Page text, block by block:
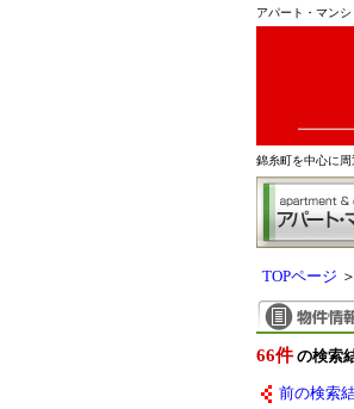
アパート・マン
錦糸町を中心に
TOPページ ＞
66件 の検索
前の検索